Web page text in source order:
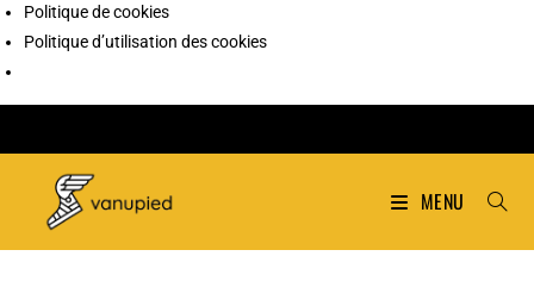
Politique de cookies
Politique d’utilisation des cookies
MENU